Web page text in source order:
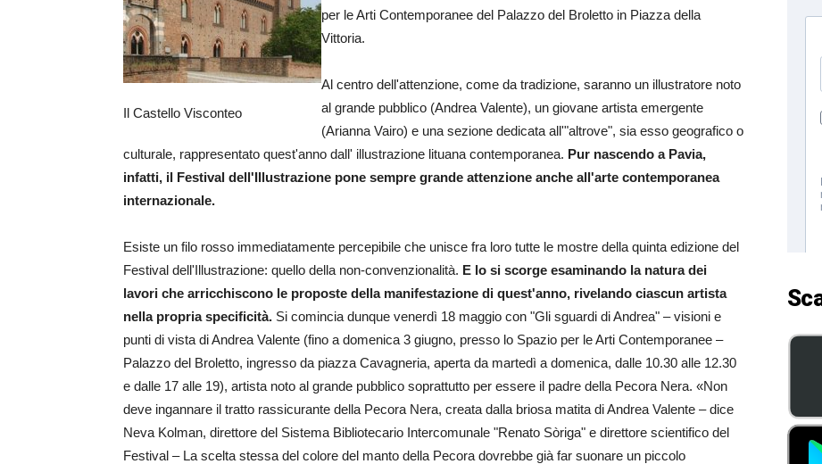
Il Castello Visconteo
per le Arti Contemporanee del Palazzo del Broletto in Piazza della
Vittoria.
Al centro dell'attenzione, come da tradizione, saranno un illustratore noto
al grande pubblico (Andrea Valente), un giovane artista emergente
(Arianna Vairo) e una sezione dedicata all'"altrove", sia esso geografico o
culturale, rappresentato quest'anno dall' illustrazione lituana contemporanea. Pur nascendo a Pavia,
infatti, il Festival dell'Illustrazione pone sempre grande attenzione anche all'arte contemporanea
internazionale.
Esiste un filo rosso immediatamente percepibile che unisce fra loro tutte le mostre della quinta edizione del
Festival dell'Illustrazione: quello della non-convenzionalità. E lo si scorge esaminando la natura dei
lavori che arricchiscono le proposte della manifestazione di quest'anno, rivelando ciascun artista
nella propria specificità. Si comincia dunque venerdì 18 maggio con "Gli sguardi di Andrea" – visioni e
punti di vista di Andrea Valente (fino a domenica 3 giugno, presso lo Spazio per le Arti Contemporanee –
Palazzo del Broletto, ingresso da piazza Cavagneria, aperta da martedì a domenica, dalle 10.30 alle 12.30
e dalle 17 alle 19), artista noto al grande pubblico soprattutto per essere il padre della Pecora Nera. «Non
deve ingannare il tratto rassicurante della Pecora Nera, creata dalla briosa matita di Andrea Valente – dice
Neva Kolman, direttore del Sistema Bibliotecario Intercomunale "Renato Sòriga" e direttore scientifico del
Festival – La scelta stessa del colore del manto della Pecora dovrebbe già far suonare un piccolo